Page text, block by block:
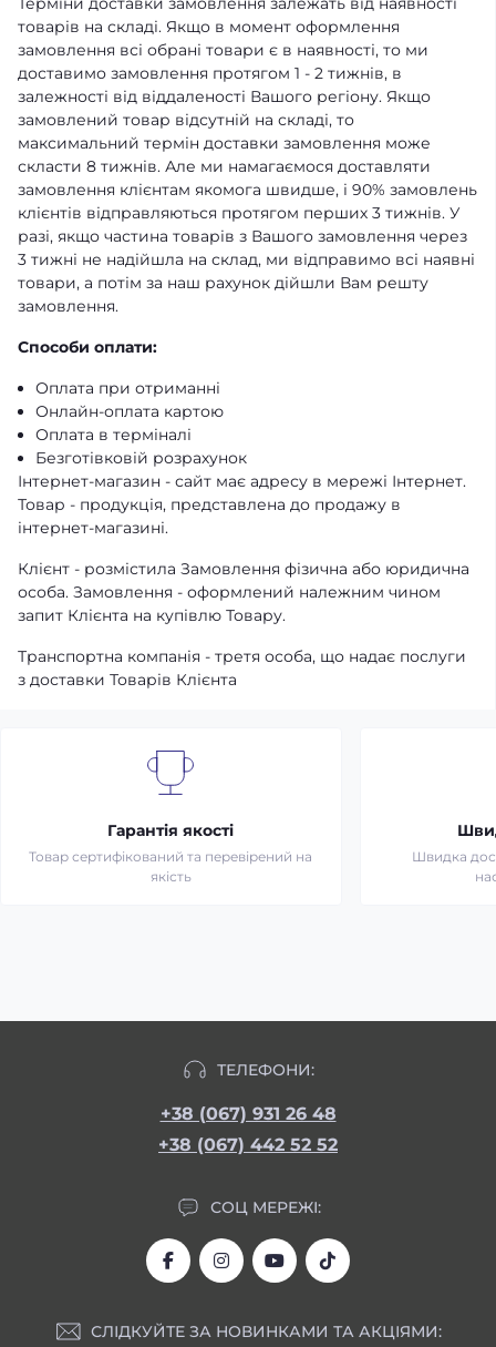
товарів на складі. Якщо в момент оформлення
замовлення всі обрані товари є в наявності, то ми
доставимо замовлення протягом 1 - 2 тижнів, в
залежності від віддаленості Вашого регіону. Якщо
замовлений товар відсутній на складі, то
максимальний термін доставки замовлення може
скласти 8 тижнів. Але ми намагаємося доставляти
замовлення клієнтам якомога швидше, і 90% замовлень
клієнтів відправляються протягом перших 3 тижнів. У
разі, якщо частина товарів з Вашого замовлення через
3 тижні не надійшла на склад, ми відправимо всі наявні
товари, а потім за наш рахунок дійшли Вам решту
замовлення.
Способи оплати:
Оплата при отриманні
Онлайн-оплата картою
Оплата в терміналі
Безготівковій розрахунок
Інтернет-магазин - сайт має адресу в мережі Інтернет.
Товар - продукція, представлена ​​до продажу в
інтернет-магазині.
Клієнт - розмістила Замовлення фізична або юридична
особа. Замовлення - оформлений належним чином
запит Клієнта на купівлю Товару.
Транспортна компанія - третя особа, що надає послуги
з доставки Товарів Клієнта
Гарантія якості
Товар сертифікований та перевірений на
якість
Швидка
ТЕЛЕФОНИ:
+38 (067) 931 26 48
+38 (067) 442 52 52
СОЦ МЕРЕЖІ:
СЛІДКУЙТЕ ЗА НОВИНКАМИ ТА АКЦІЯМИ: